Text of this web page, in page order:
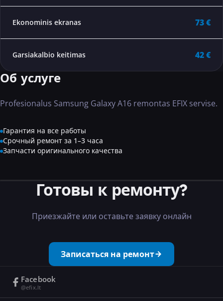
Ekonominis ekranas 73 €
Garsiakalbio keitimas 42 €
Об услуге
Profesionalus Samsung Galaxy A16 remontas EFIX servise.
Гарантия на все работы
Срочный ремонт за 1–3 часа
Запчасти оригинального качества
Готовы к ремонту?
Приезжайте или оставьте заявку онлайн
Записаться на ремонт
Facebook
@efix.lt